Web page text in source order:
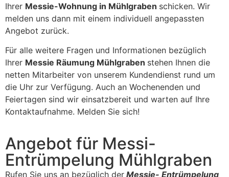
Ihrer Messie-Wohnung in Mühlgraben schicken. Wir
melden uns dann mit einem individuell angepassten
Angebot zurück.
Für alle weitere Fragen und Informationen bezüglich
Ihrer Messie Räumung Mühlgraben stehen Ihnen die
netten Mitarbeiter von unserem Kundendienst rund um
die Uhr zur Verfügung. Auch an Wochenenden und
Feiertagen sind wir einsatzbereit und warten auf Ihre
Kontaktaufnahme. Melden Sie sich!
Angebot für Messi-
Entrümpelung Mühlgraben
Rufen Sie uns an bezüglich der Messie- Entrümpelung